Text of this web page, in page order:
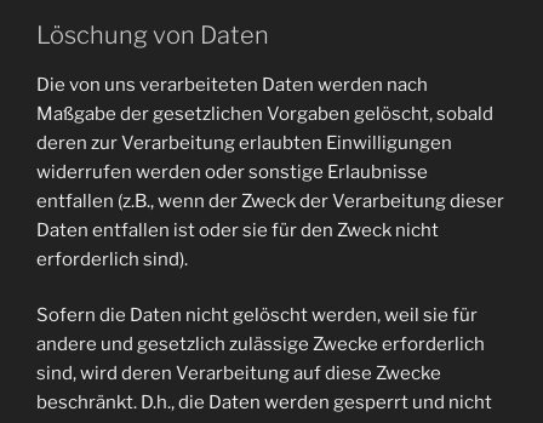
Löschung von Daten
Die von uns verarbeiteten Daten werden nach
Maßgabe der gesetzlichen Vorgaben gelöscht, sobald
deren zur Verarbeitung erlaubten Einwilligungen
widerrufen werden oder sonstige Erlaubnisse
entfallen (z.B., wenn der Zweck der Verarbeitung dieser
Daten entfallen ist oder sie für den Zweck nicht
erforderlich sind).
Sofern die Daten nicht gelöscht werden, weil sie für
andere und gesetzlich zulässige Zwecke erforderlich
sind, wird deren Verarbeitung auf diese Zwecke
beschränkt. D.h., die Daten werden gesperrt und nicht